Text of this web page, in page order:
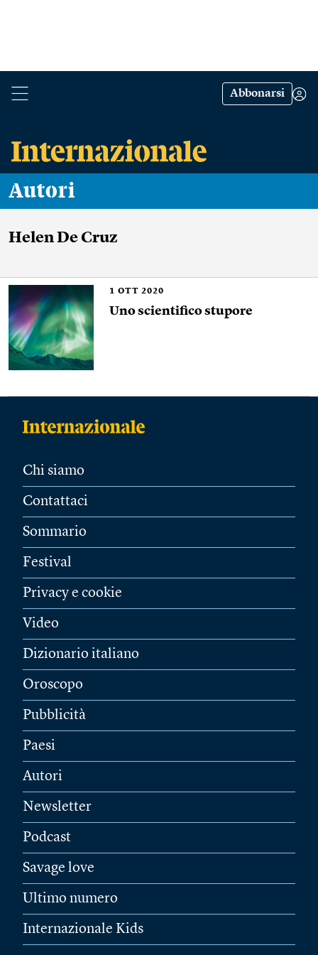
Abbonarsi
Autori
Helen De Cruz
1 OTT 2020
Uno scientifico stupore
Chi siamo
Contattaci
Sommario
Festival
Privacy e cookie
Video
Dizionario italiano
Oroscopo
Pubblicità
Paesi
Autori
Newsletter
Podcast
Savage love
Ultimo numero
Internazionale Kids